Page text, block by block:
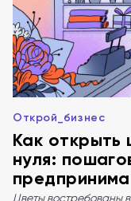
Открой_бизнес
Как открыть
нуля:
Цветы востребованы